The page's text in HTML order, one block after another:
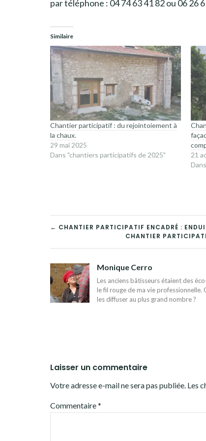
par téléphone : 04 74 63 41 82 ou 06 26
Similaire
Chantier participatif : du rejointoiement à
la chaux.
29 mai 2025
Dans "chantiers participatifs de 2025"
21
NAVIGATION
DE
L’ARTICLE
← CHANTIER PARTICIPATIF ENCADRÉ :
CHANTIER
Monique Cerro
Les anciens bâtisseurs étaient des
le fil rouge de ma vie professionnelle.
les diffuser au plus grand nombre ?
Laisser un commentaire
Votre adresse e-mail ne sera pas publiée. Les
Commentaire*